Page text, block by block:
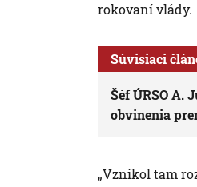
rokovaní vlády.
Súvisiaci
Šéf ÚRSO A.
obvinenia
„Vznikol tam